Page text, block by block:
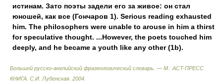
истинам. Зато поэты задели его за живое: он стал
юношей, как все (Гончаров 1). Serious reading exhausted
him. The philosophers were unable to arouse in him a thirst
for speculative thought. ...However, the poets touched him
deeply, and he became a youth like any other (1b).
Большой русско-английский фразеологический словарь. — М.: ACT-ПРЕСС
КНИГА С.И. Лубенская 2004